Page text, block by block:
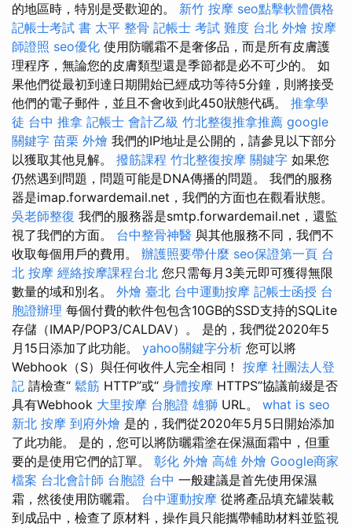
的地區時，特別是受歡迎的。 新竹 按摩 seo點擊軟體價格
記帳士考試 書 太平 整骨 記帳士 考試 難度 台北 外燴 按摩
師證照 seo優化 使用防曬霜不是奢侈品，而是所有皮膚護
理程序，無論您的皮膚類型還是季節都是必不可少的。 如
果他們從最初到達日期開始已經成功等待5分鐘，則將接受
他們的電子郵件，並且不會收到此450狀態代碼。 推拿學
徒 台中 推拿 記帳士 會計乙級 竹北整復推拿推薦 google
關鍵字 苗栗 外燴 我們的IP地址是公開的，請參見以下部分
以獲取其他見解。 撥筋課程 竹北整復按摩 關鍵字 如果您
仍然遇到問題，問題可能是DNA傳播的問題。 我們的服務
器是imap.forwardemail.net，我們的方面也在觀看狀態。
吳老師整復 我們的服務器是smtp.forwardemail.net，還監
視了我們的方面。 台中整骨神醫 與其他服務不同，我們不
收取每個用戶的費用。 辦護照要帶什麼 seo保證第一頁 台
北 按摩 經絡按摩課程台北 您只需每月3美元即可獲得無限
數量的域和別名。 外燴 臺北 台中運動按摩 記帳士函授 台
胞證辦理 每個付費的軟件包包含10GB的SSD支持的SQLite
存儲（IMAP/POP3/CALDAV）。 是的，我們從2020年5
月15日添加了此功能。 yahoo關鍵字分析 您可以將
Webhook（S）與任何收件人完全相同！ 按摩 社團法人登
記 請檢查“ 鬆筋 HTTP”或“ 身體按摩 HTTPS”協議前綴是否
具有Webhook 大里按摩 台胞證 雄獅 URL。 what is seo
新北 按摩 到府外燴 是的，我們從2020年5月5日開始添加
了此功能。 是的，您可以將防曬霜塗在保濕面霜中，但重
要的是使用它們的訂單。 彰化 外燴 高雄 外燴 Google商家
檔案 台北會計師 台胞證 台中 一般建議是首先使用保濕
霜，然後使用防曬霜。 台中運動按摩 從將產品填充罐裝載
到成品中，檢查了原材料，操作員只能攜帶輔助材料並監視